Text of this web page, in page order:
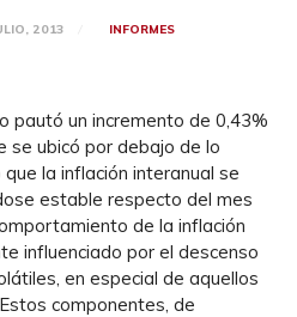
2013 INFORMES
pautó un incremento de 0,43%
se ubicó por debajo de lo
la inflación interanual se
estable respecto del mes
de la inflación
influenciado por el descenso
en especial de aquellos
componentes, de